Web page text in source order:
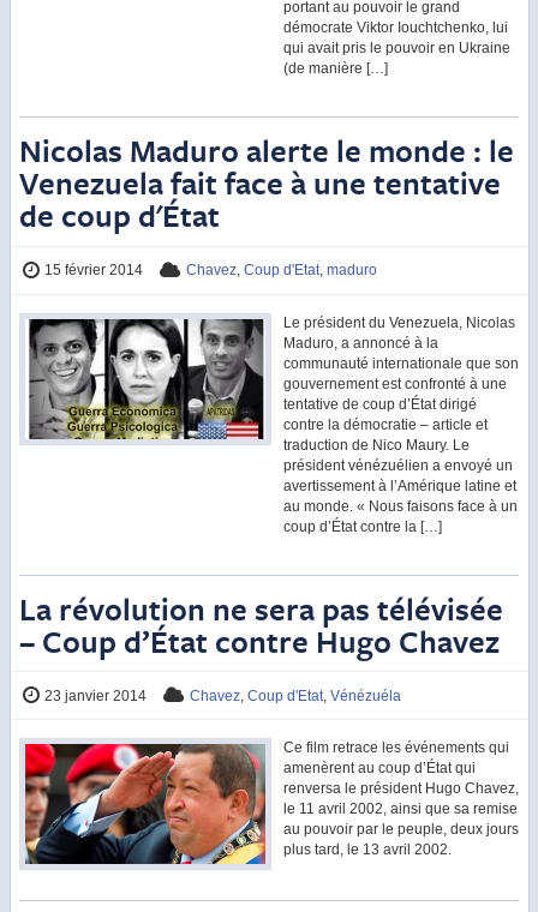
portant au pouvoir le grand
démocrate Viktor Iouchtchenko, lui
qui avait pris le pouvoir en Ukraine
(de manière […]
Nicolas Maduro alerte le monde : le
Venezuela fait face à une tentative
de coup d'État
15 février 2014 Chavez,Coup d'Etat,maduro
Le président du Venezuela, Nicolas
Maduro, a annoncé à la
communauté internationale que son
gouvernement est confronté à une
tentative de coup d’État dirigé
contre la démocratie – article et
traduction de Nico Maury. Le
président vénézuélien a envoyé un
avertissement à l’Amérique latine et
au monde. « Nous faisons face à un
coup d’État contre la […]
La révolution ne sera pas télévisée
– Coup d’État contre Hugo Chavez
23 janvier 2014 Chavez ,Coup d'Etat ,Vénézuéla
Ce film retrace les événements qui
amenèrent au coup d’État qui
renversa le président Hugo Chavez,
le 11 avril 2002, ainsi que sa remise
au pouvoir par le peuple, deux jours
plus tard, le 13 avril 2002.